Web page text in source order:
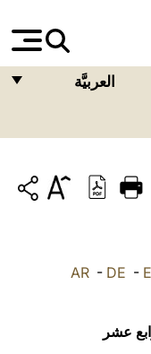
العربيَّة
ITALIANO
POLSKI
AR - DE -
عشر